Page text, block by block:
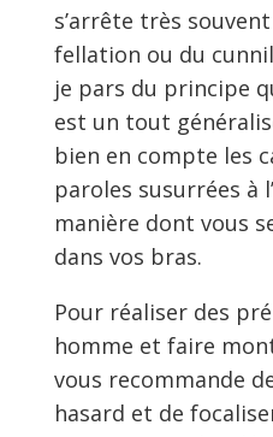
s’arrête très
fellation ou du
je pars du principe
est un tout
bien en compte les
paroles susurrées à
manière dont vous
dans vos bras.
Pour réaliser des
homme et faire
vous recommande
hasard et de